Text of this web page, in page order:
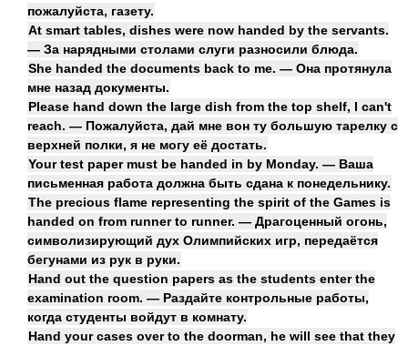
пожалуйста, газету.
At smart tables, dishes were now handed by the servants.
— За нарядными столами слуги разносили блюда.
She handed the documents back to me. — Она протянула
мне назад документы.
Please hand down the large dish from the top shelf, I can't
reach. — Пожалуйста, дай мне вон ту большую тарелку с
верхней полки, я не могу её достать.
Your test paper must be handed in by Monday. — Ваша
письменная работа должна быть сдана к понедельнику.
The precious flame representing the spirit of the Games is
handed on from runner to runner. — Драгоценный огонь,
символизирующий дух Олимпийских игр, передаётся
бегунами из рук в руки.
Hand out the question papers as the students enter the
examination room. — Раздайте контрольные работы,
когда студенты войдут в комнату.
Hand your cases over to the doorman, he will see that they